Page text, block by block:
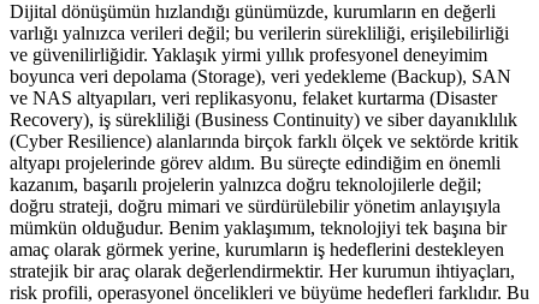
Dijital dönüşümün hızlandığı günümüzde, kurumların en değerli
varlığı yalnızca verileri değil; bu verilerin sürekliliği, erişilebilirliği
ve güvenilirliğidir. Yaklaşık yirmi yıllık profesyonel deneyimim
boyunca veri depolama (Storage), veri yedekleme (Backup), SAN
ve NAS altyapıları, veri replikasyonu, felaket kurtarma (Disaster
Recovery), iş sürekliliği (Business Continuity) ve siber dayanıklılık
(Cyber Resilience) alanlarında birçok farklı ölçek ve sektörde kritik
altyapı projelerinde görev aldım. Bu süreçte edindiğim en önemli
kazanım, başarılı projelerin yalnızca doğru teknolojilerle değil;
doğru strateji, doğru mimari ve sürdürülebilir yönetim anlayışıyla
mümkün olduğudur. Benim yaklaşımım, teknolojiyi tek başına bir
amaç olarak görmek yerine, kurumların iş hedeflerini destekleyen
stratejik bir araç olarak değerlendirmektir. Her kurumun ihtiyaçları,
risk profili, operasyonel öncelikleri ve büyüme hedefleri farklıdır. Bu